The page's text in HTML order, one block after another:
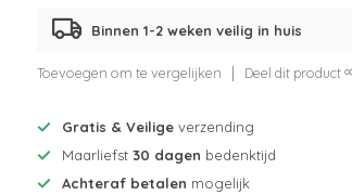
Binnen 1-2 weken veilig in huis
Toevoegen om te vergelijken Deel dit product
Gratis & Veilige verzending
Maarliefst30 dagen bedenktijd
Achteraf betalen mogelijk